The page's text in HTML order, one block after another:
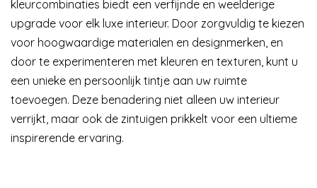
kleurcombinaties biedt een verfijnde en weelderige
upgrade voor elk luxe interieur. Door zorgvuldig te kiezen
voor hoogwaardige materialen en designmerken, en
door te experimenteren met kleuren en texturen, kunt u
een unieke en persoonlijk tintje aan uw ruimte
toevoegen. Deze benadering niet alleen uw interieur
verrijkt, maar ook de zintuigen prikkelt voor een ultieme
inspirerende ervaring.